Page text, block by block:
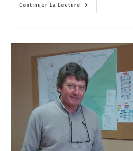
Continuer La Lecture